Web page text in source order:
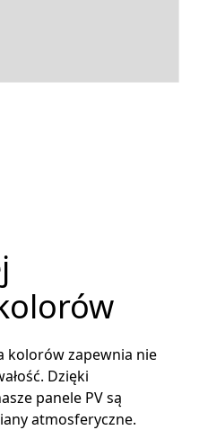
kolorów zapewnia nie
Dzięki
panele PV są
atmosferyczne.